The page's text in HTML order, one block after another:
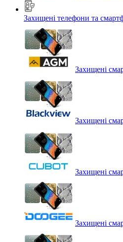
Захищені телефони та
Захищені
Захищені
Захищені
Захищені